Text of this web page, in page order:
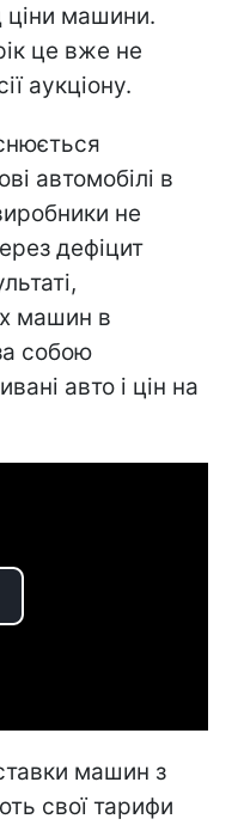
ціни машини.
це вже не
аукціону.
автомобілі в
не
дефіцит
машин в
собою
авто і цін на
машин з
свої тарифи